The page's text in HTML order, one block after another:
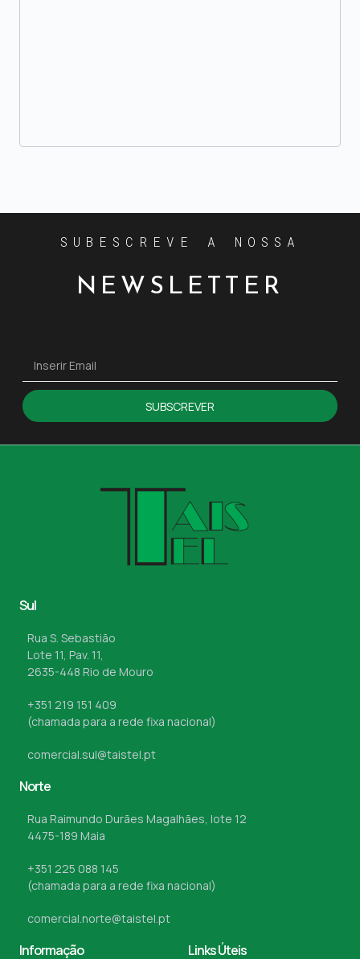
SUBESCREVE A NOSSA
NEWSLETTER
SUBSCREVER
Sul
Rua S. Sebastião
Lote 11, Pav. 11,
2635-448 Rio de Mouro
+351 219 151 409
(chamada para a rede fixa nacional)
comercial.sul@taistel.pt
Norte
Rua Raimundo Durães Magalhães, lote 12
4475-189 Maia
+351 225 088 145
(chamada para a rede fixa nacional)
comercial.norte@taistel.pt
Informação Links Úteis